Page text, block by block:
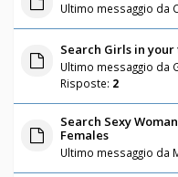
Ultimo messaggio da
Search Girls in
Ultimo messaggio da
Risposte: 2
Search Sexy
Females
Ultimo messaggio da